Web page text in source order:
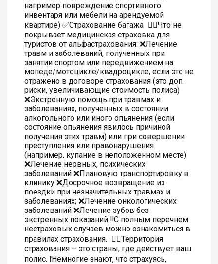
например повреждение спортивного
инвентаря или мебели на арендуемой
квартире) ✅Страхование багажа 👆🏻Что не
покрывает медицинская страховка для
туристов от альфастрахования: ❌Лечение
травм и заболеваний, полученных при
занятии спортом или передвижением на
мопеде/мотоцикле/квадроцикле, если это не
отражено в договоре страхования (это доп.
риски, увеличивающие стоимость полиса)
❌Экстренную помощь при травмах и
заболеваниях, полученных в состоянии
алкогольного или иного опьянения (если
состояние опьянения явилось причиной
получения этих травм) или при совершении
преступления или правонарушения
(например, купание в неположенном месте)
❌Лечение нервных, психических
заболеваний ❌Плановую транспортировку в
клинику ❌Досрочное возвращение из
поездки при незначительных травмах и
заболеваниях; ❌Лечение онкологических
заболеваний ❌Лечение зубов без
экстренных показаний ‼️С полным перечнем
нестраховых случаев можно ознакомиться в
правилах страхования. 👆🏻Территория
страхования – это страны, где действует ваш
полис. ❗️Немногие знают, что страхуясь,